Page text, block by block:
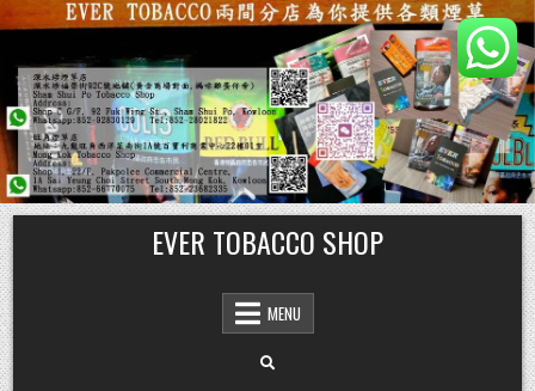
Skip
to
content
EVER TOBACCO SHOP
MENU